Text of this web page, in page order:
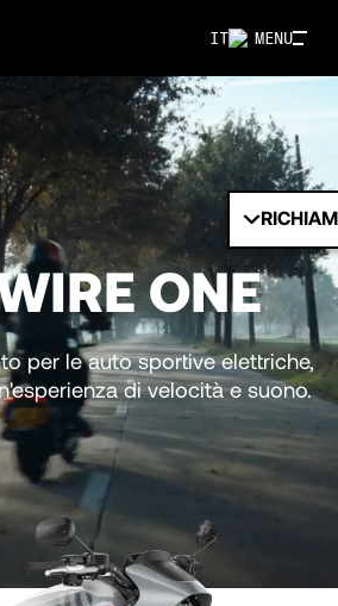
MENU
IT
ONE
per le auto sportive elettriche,
di velocità e suono.